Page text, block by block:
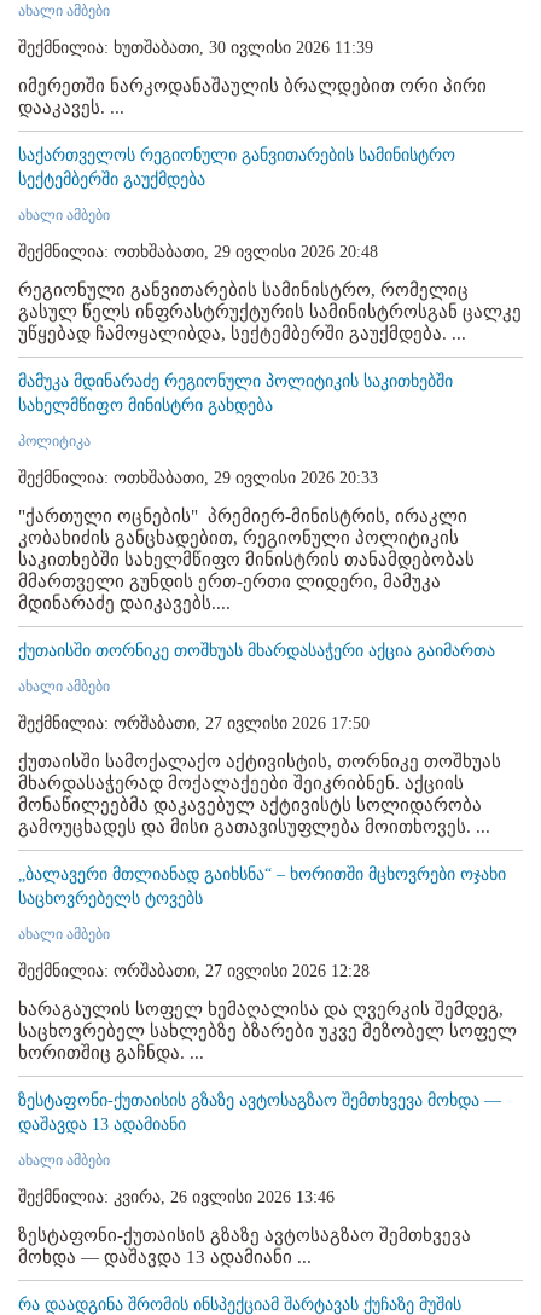
ახალი ამბები
შექმნილია: ხუთშაბათი, 30 ივლისი 2026 11:39
იმერეთში ნარკოდანაშაულის ბრალდებით ორი პირი
დააკავეს. ...
საქართველოს რეგიონული განვითარების სამინისტრო
სექტემბერში გაუქმდება
ახალი ამბები
შექმნილია: ოთხშაბათი, 29 ივლისი 2026 20:48
რეგიონული განვითარების სამინისტრო, რომელიც
გასულ წელს ინფრასტრუქტურის სამინისტროსგან ცალკე
უწყებად ჩამოყალიბდა, სექტემბერში გაუქმდება. ...
მამუკა მდინარაძე რეგიონული პოლიტიკის საკითხებში
სახელმწიფო მინისტრი გახდება
პოლიტიკა
შექმნილია: ოთხშაბათი, 29 ივლისი 2026 20:33
"ქართული ოცნების" პრემიერ-მინისტრის, ირაკლი
კობახიძის განცხადებით, რეგიონული პოლიტიკის
საკითხებში სახელმწიფო მინისტრის თანამდებობას
მმართველი გუნდის ერთ-ერთი ლიდერი, მამუკა
მდინარაძე დაიკავებს....
ქუთაისში თორნიკე თოშხუას მხარდასაჭერი აქცია გაიმართა
ახალი ამბები
შექმნილია: ორშაბათი, 27 ივლისი 2026 17:50
ქუთაისში სამოქალაქო აქტივისტის, თორნიკე თოშხუას
მხარდასაჭერად მოქალაქეები შეიკრიბნენ. აქციის
მონაწილეებმა დაკავებულ აქტივისტს სოლიდარობა
გამოუცხადეს და მისი გათავისუფლება მოითხოვეს. ...
„ბალავერი მთლიანად გაიხსნა“ – ხორითში მცხოვრები ოჯახი
საცხოვრებელს ტოვებს
ახალი ამბები
შექმნილია: ორშაბათი, 27 ივლისი 2026 12:28
ხარაგაულის სოფელ ხემაღალისა და ღვერკის შემდეგ,
საცხოვრებელ სახლებზე ბზარები უკვე მეზობელ სოფელ
ხორითშიც გაჩნდა. ...
ზესტაფონი-ქუთაისის გზაზე ავტოსაგზაო შემთხვევა მოხდა —
დაშავდა 13 ადამიანი
ახალი ამბები
შექმნილია: კვირა, 26 ივლისი 2026 13:46
ზესტაფონი-ქუთაისის გზაზე ავტოსაგზაო შემთხვევა
მოხდა — დაშავდა 13 ადამიანი ...
რა დაადგინა შრომის ინსპექციამ შარტავას ქუჩაზე მუშის